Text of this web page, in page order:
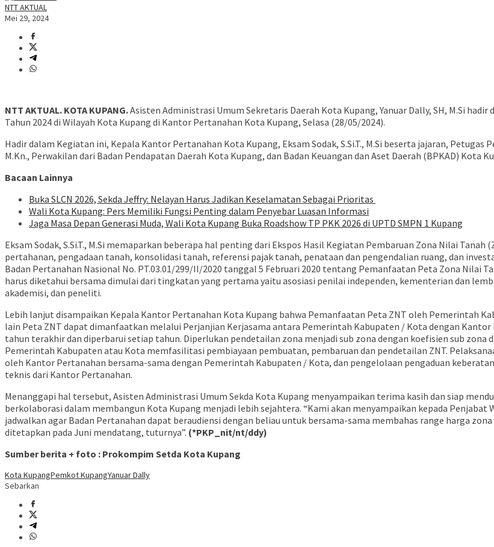
NTT AKTUAL
Mei 29, 2024
NTT AKTUAL. KOTA KUPANG.Asisten Administrasi Umum Sekretaris Daerah Kota Kupang, Yanuar Dally, SH, M.Si
Tahun 2024 di Wilayah Kota Kupang di Kantor Pertanahan Kota Kupang, Selasa (28/05/2024).
Hadir dalam Kegiatan ini, Kepala Kantor Pertanahan Kota Kupang, Eksam Sodak, S.Si.T., M.Si beserta jajaran, Petugas
M.Kn., Perwakilan dari Badan Pendapatan Daerah Kota Kupang, dan Badan Keuangan dan Aset Daerah (BPKAD) Kota
Bacaan Lainnya
Buka SLCN 2026, Sekda Jeffry: Nelayan Harus Jadikan Keselamatan Sebagai Prioritas
Wali Kota Kupang: Pers Memiliki Fungsi Penting dalam Penyebar Luasan Informasi
Jaga Masa Depan Generasi Muda, Wali Kota Kupang Buka Roadshow TP PKK 2026 di UPTD SMPN 1 Kupang
Eksam Sodak, S.Si.T., M.Si memaparkan beberapa hal penting dari Ekspos Hasil Kegiatan Pembaruan Zona Nilai
pertahanan, pengadaan tanah, konsolidasi tanah, referensi pajak tanah, penataan dan pengendalian ruang, dan
Badan Pertanahan Nasional No. PT.03.01/299/II/2020 tanggal 5 Februari 2020 tentang Pemanfaatan Peta Zona Nilai
harus diketahui bersama dimulai dari tingkatan yang pertama yaitu asosiasi penilai independen, kementerian dan
akademisi, dan peneliti.
Lebih lanjut disampaikan Kepala Kantor Pertanahan Kota Kupang bahwa Pemanfaatan Peta ZNT oleh Pemerintah
lain Peta ZNT dapat dimanfaatkan melalui Perjanjian Kerjasama antara Pemerintah Kabupaten / Kota dengan
tahun terakhir dan diperbarui setiap tahun. Diperlukan pendetailan zona menjadi sub zona dengan koefisien sub
Pemerintah Kabupaten atau Kota memfasilitasi pembiayaan pembuatan, pembaruan dan pendetailan ZNT.
oleh Kantor Pertanahan bersama-sama dengan Pemerintah Kabupaten / Kota, dan pengelolaan pengaduan
teknis dari Kantor Pertanahan.
Menanggapi hal tersebut, Asisten Administrasi Umum Sekda Kota Kupang menyampaikan terima kasih dan siap
berkolaborasi dalam membangun Kota Kupang menjadi lebih sejahtera. “Kami akan menyampaikan kepada
jadwalkan agar Badan Pertanahan dapat beraudiensi dengan beliau untuk bersama-sama membahas range harga
ditetapkan pada Juni mendatang, tuturnya”. (*PKP_nit/nt/ddy)
Sumber berita + foto : Prokompim Setda Kota Kupang
Kota KupangPemkot KupangYanuar Dally
Sebarkan